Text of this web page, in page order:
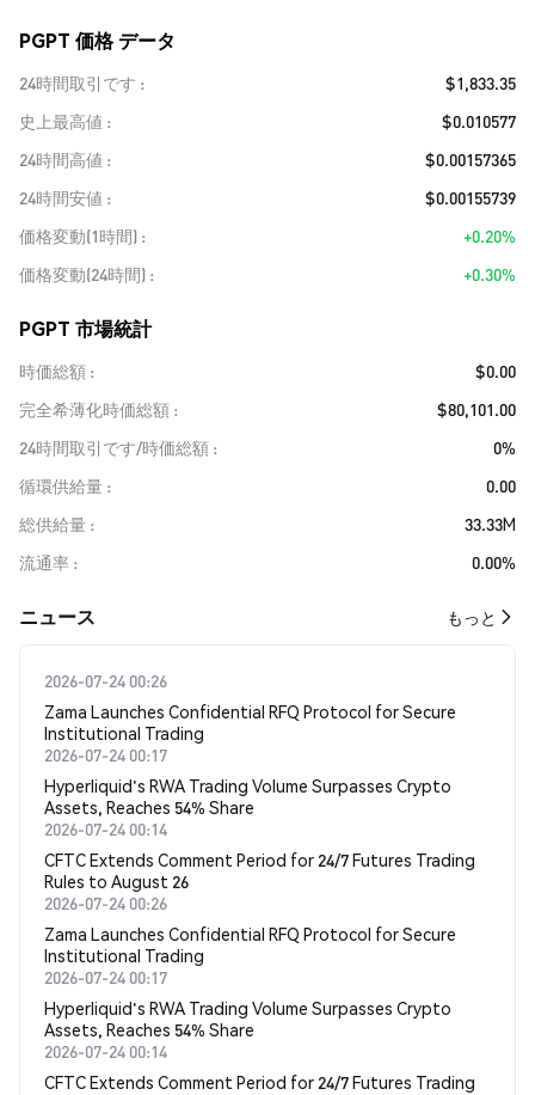
PGPT 価格 データ
24時間取引です
$1,833.35
史上最高値
$0.010577
24時間高値
$0.00157365
24時間安値
$0.00155739
価格変動(1時間)
+0.20%
価格変動(24時間)
+0.30%
PGPT 市場統計
時価総額
$0.00
完全希薄化時価総額
$80,101.00
24時間取引です/時価総額
0%
循環供給量
0.00
総供給量
33.33M
流通率
0.00%
​​ニュース​​ もっと
2026-07-24 00:26
Zama Launches Confidential RFQ Protocol for Secure
Institutional Trading
2026-07-24 00:17
Hyperliquid's RWA Trading Volume Surpasses Crypto
Assets, Reaches 54% Share
2026-07-24 00:14
CFTC Extends Comment Period for 24/7 Futures Trading
Rules to August 26
2026-07-24 00:26
Zama Launches Confidential RFQ Protocol for Secure
Institutional Trading
2026-07-24 00:17
Hyperliquid's RWA Trading Volume Surpasses Crypto
Assets, Reaches 54% Share
2026-07-24 00:14
CFTC Extends Comment Period for 24/7 Futures Trading